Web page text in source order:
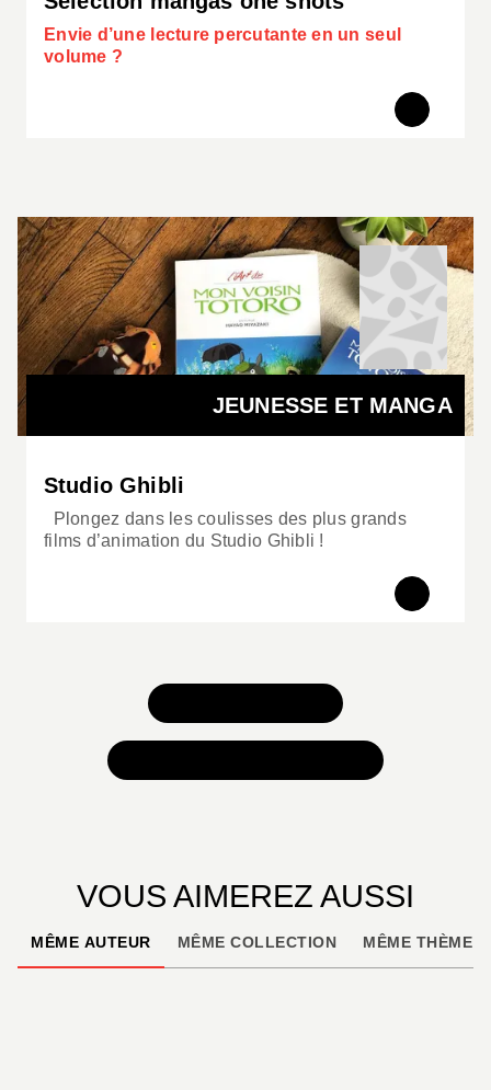
Envie d’une lecture percutante en un seul
volume ?
JEUNESSE ET MANGA
Studio Ghibli
Plongez dans les coulisses des plus grands
films d’animation du Studio Ghibli !
VOUS AIMEREZ AUSSI
MÊME AUTEUR MÊME COLLECTION MÊME THÈME